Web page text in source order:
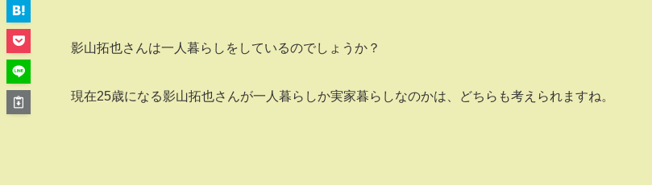
影山拓也さんは一人暮らしをしているのでしょうか？
現在25歳になる影山拓也さんが一人暮らしか実家暮らしなのかは、どちらも考えられますね。